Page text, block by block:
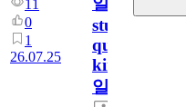
11
0
1
26.07.25
study
quiz
king764
일